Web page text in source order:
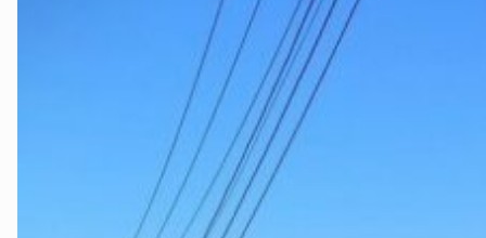
Jevnaker
Lillestrøm
Lørenskog